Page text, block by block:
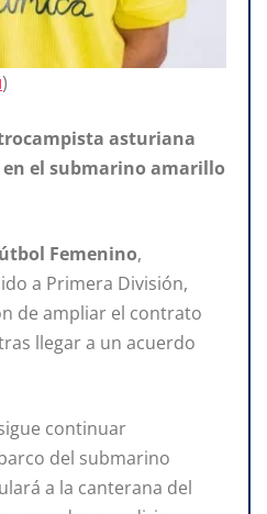
)
asturiana
el submarino amarillo
Femenino,
a Primera División,
de ampliar el contrato
llegar a un acuerdo
continuar
del submarino
a la canterana del